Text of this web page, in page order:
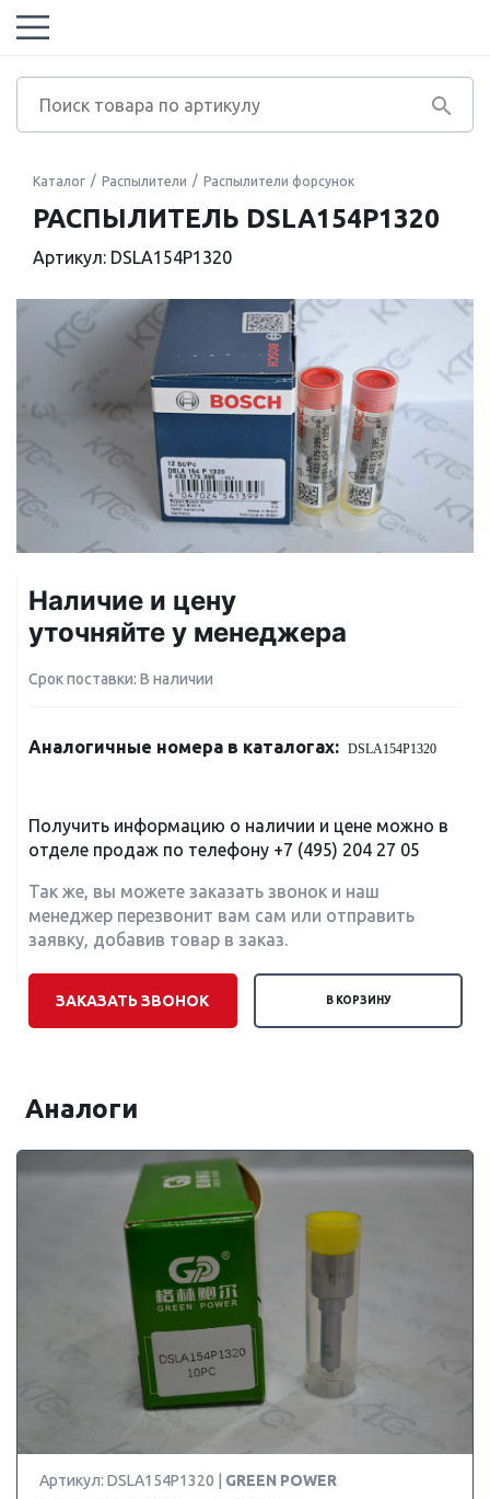
Каталог Распылители Распылители форсунок
РАСПЫЛИТЕЛЬ DSLA154P1320
Артикул: DSLA154P1320
Наличие и цену
уточняйте у менеджера
Срок поставки: В наличии
Аналогичные номера в каталогах: DSLA154P1320
Получить информацию о наличии и цене можно в
отделе продаж по телефону +7 (495) 204 27 05
Так же, вы можете заказать звонок и наш
менеджер перезвонит вам сам или отправить
заявку, добавив товар в заказ.
ЗАКАЗАТЬ ЗВОНОК В КОРЗИНУ
Аналоги
Артикул: DSLA154P1320 | GREEN POWER